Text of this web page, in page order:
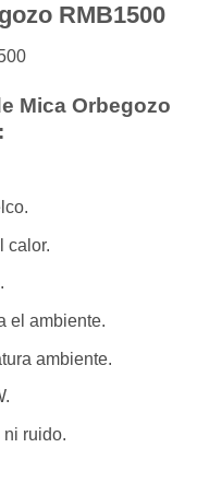
RMB1500
Mica Orbegozo
calor.
el ambiente.
ambiente.
ni ruido.